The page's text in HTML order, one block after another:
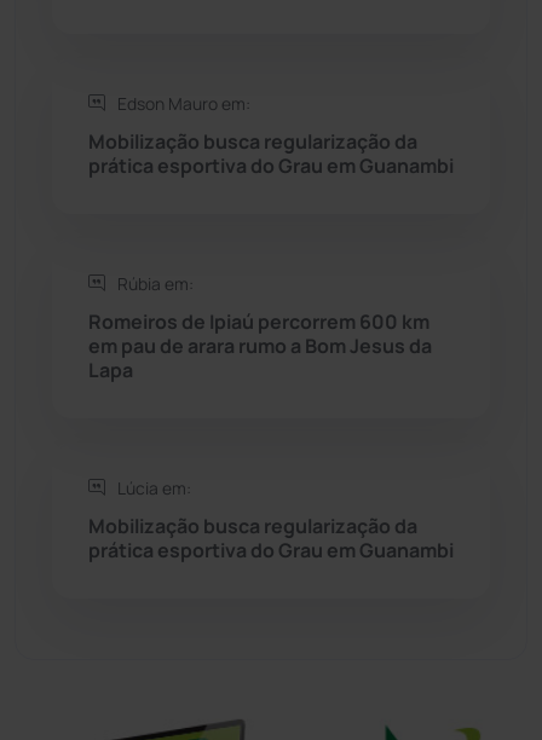
Saúde
Seabra (50)
Sítio do Mato
Sudoeste Baiano (1530)
Tanque Novo
Tecnologia (12)
Edson Mauro em:
Mobilização busca regularização da
prática esportiva do Grau em Guanambi
Rúbia em:
Romeiros de Ipiaú percorrem 600 km
em pau de arara rumo a Bom Jesus da
Lapa
Lúcia em:
Mobilização busca regularização da
prática esportiva do Grau em Guanambi